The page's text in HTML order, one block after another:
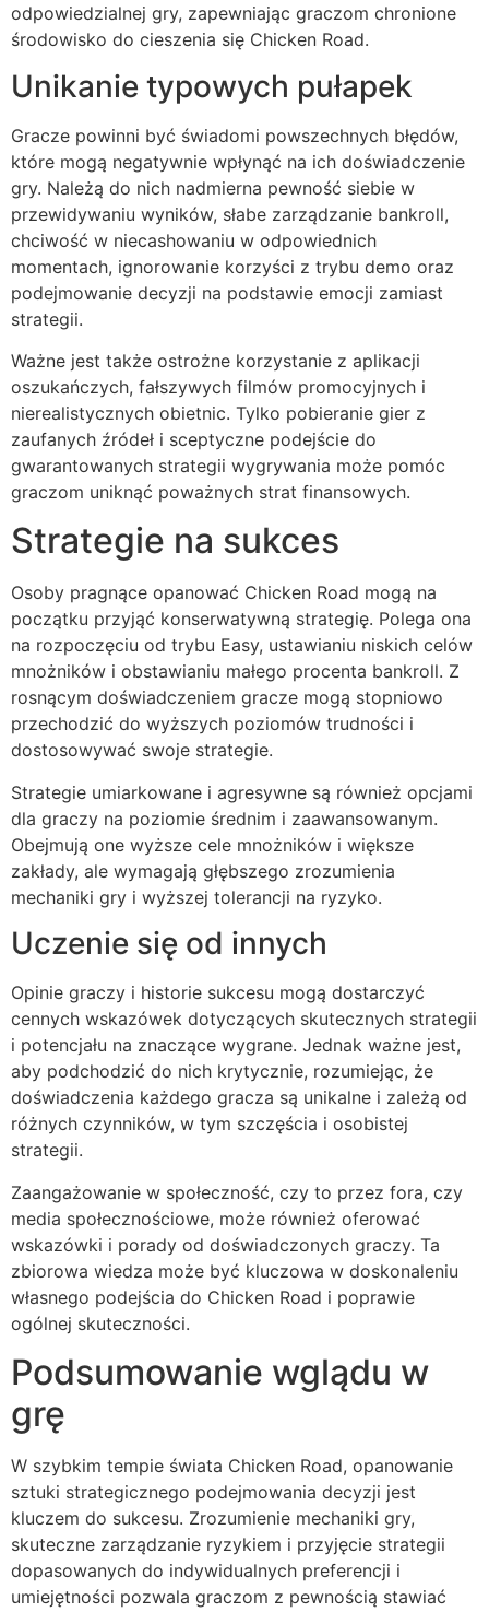
odpowiedzialnej gry, zapewniając graczom chronione
środowisko do cieszenia się Chicken Road.
Unikanie typowych pułapek
Gracze powinni być świadomi powszechnych błędów,
które mogą negatywnie wpłynąć na ich doświadczenie
gry. Należą do nich nadmierna pewność siebie w
przewidywaniu wyników, słabe zarządzanie bankroll,
chciwość w niecashowaniu w odpowiednich
momentach, ignorowanie korzyści z trybu demo oraz
podejmowanie decyzji na podstawie emocji zamiast
strategii.
Ważne jest także ostrożne korzystanie z aplikacji
oszukańczych, fałszywych filmów promocyjnych i
nierealistycznych obietnic. Tylko pobieranie gier z
zaufanych źródeł i sceptyczne podejście do
gwarantowanych strategii wygrywania może pomóc
graczom uniknąć poważnych strat finansowych.
Strategie na sukces
Osoby pragnące opanować Chicken Road mogą na
początku przyjąć konserwatywną strategię. Polega ona
na rozpoczęciu od trybu Easy, ustawianiu niskich celów
mnożników i obstawianiu małego procenta bankroll. Z
rosnącym doświadczeniem gracze mogą stopniowo
przechodzić do wyższych poziomów trudności i
dostosowywać swoje strategie.
Strategie umiarkowane i agresywne są również opcjami
dla graczy na poziomie średnim i zaawansowanym.
Obejmują one wyższe cele mnożników i większe
zakłady, ale wymagają głębszego zrozumienia
mechaniki gry i wyższej tolerancji na ryzyko.
Uczenie się od innych
Opinie graczy i historie sukcesu mogą dostarczyć
cennych wskazówek dotyczących skutecznych strategii
i potencjału na znaczące wygrane. Jednak ważne jest,
aby podchodzić do nich krytycznie, rozumiejąc, że
doświadczenia każdego gracza są unikalne i zależą od
różnych czynników, w tym szczęścia i osobistej
strategii.
Zaangażowanie w społeczność, czy to przez fora, czy
media społecznościowe, może również oferować
wskazówki i porady od doświadczonych graczy. Ta
zbiorowa wiedza może być kluczowa w doskonaleniu
własnego podejścia do Chicken Road i poprawie
ogólnej skuteczności.
Podsumowanie wglądu w
grę
W szybkim tempie świata Chicken Road, opanowanie
sztuki strategicznego podejmowania decyzji jest
kluczem do sukcesu. Zrozumienie mechaniki gry,
skuteczne zarządzanie ryzykiem i przyjęcie strategii
dopasowanych do indywidualnych preferencji i
umiejętności pozwala graczom z pewnością stawiać